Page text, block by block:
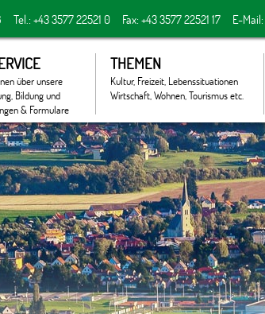
Tel.: +43 3577 22521 0 Fax: +43 3577 22521 17 E-Mail:
über unsere
Bildung und
& Formulare
THEMEN
Kultur, Freizeit, Lebenssituationen
Wirtschaft, Wohnen, Tourismus etc.